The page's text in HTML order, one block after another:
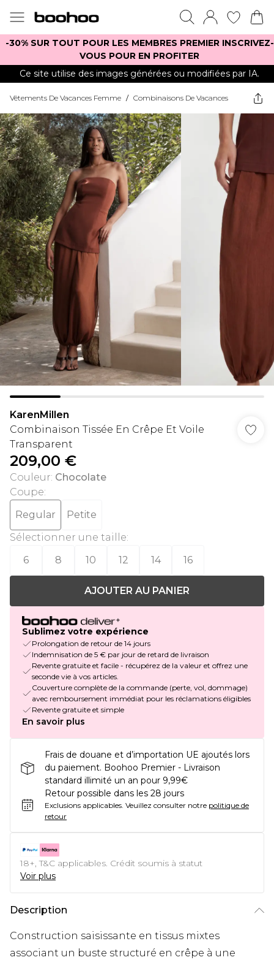
-30% SUR TOUT POUR LES MEMBRES PREMIER INSCRIVEZ-
VOUS POUR EN PROFITER
Ce site utilise des images générées ou modifiées par IA.
Vêtements De Vacances Femme / Combinaisons De Vacances
KarenMillen
Combinaison Tissée En Crêpe Et Voile
Transparent
209,00 €
Couleur: Chocolate
Coupe:
Regular
Petite
Sélectionner une taille:
6
8 10 12 14 16
AJOUTER AU PANIER
Sublimez votre expérience
Prolongation de retour de 14 jours
Indemnisation de 5 € par jour de retard de livraison
Revente gratuite et facile - récupérez de la valeur et offrez une
seconde vie à vos articles.
Couverture complète de la commande (perte, vol, dommage)
avec remboursement immédiat pour les réclamations éligibles
Revente gratuite et simple
En savoir plus
Frais de douane et d’importation UE ajoutés lors
du paiement. Boohoo Premier - Livraison
standard illimité un an pour 9,99€
Retour possible dans les 28 jours
Exclusions applicables. Veuillez consulter notre politique de
retour
18+, T&C applicables. Crédit soumis à statut
Voir plus
Description
Construction saisissante en tissus mixtes
associant un buste structuré en crêpe à une